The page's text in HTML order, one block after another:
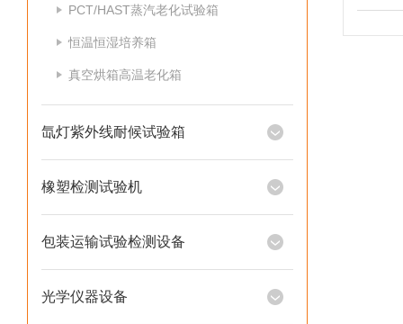
PCT/HAST蒸汽老化试验箱
恒温恒湿培养箱
真空烘箱高温老化箱
氙灯紫外线耐候试验箱
橡塑检测试验机
包装运输试验检测设备
光学仪器设备